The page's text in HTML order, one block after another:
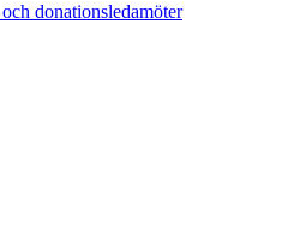
donationsledamöter